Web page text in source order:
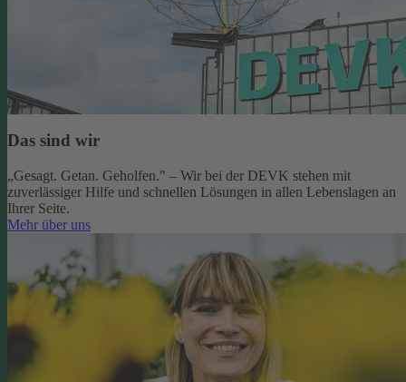
Das sind wir
„Gesagt. Getan. Geholfen." – Wir bei der DEVK stehen mit
zuverlässiger Hilfe und schnellen Lösungen in allen Lebenslagen an
Ihrer Seite.
Mehr über uns